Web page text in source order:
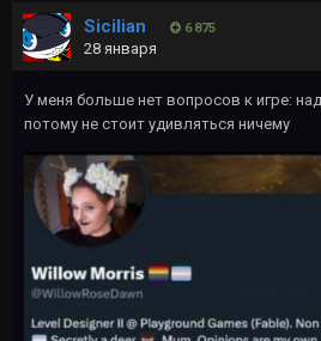
Sicilian 6 875
28 января
У меня больше нет вопросов к игре:
потому не стоит удивляться ничему